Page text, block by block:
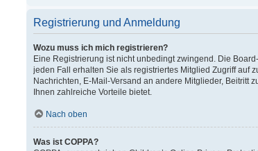
Registrierung und Anmeldung
Wozu muss ich mich registrieren?
Eine Registrierung ist nicht unbedingt zwingend. Die
jeden Fall erhalten Sie als registriertes Mitglied Zugriff auf
Nachrichten, E-Mail-Versand an andere Mitglieder, Beitritt
Ihnen zahlreiche Vorteile bietet.
Nach oben
Was ist COPPA?